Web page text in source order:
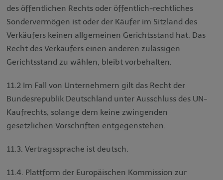
des öffentlichen Rechts oder öffentlich-rechtliches
Sondervermögen ist oder der Käufer im Sitzland des
Verkäufers keinen allgemeinen Gerichtsstand hat. Das
Recht des Verkäufers einen anderen zulässigen
Gerichtsstand zu wählen, bleibt vorbehalten.
11.2 Im Fall von Unternehmern gilt das Recht der
Bundesrepublik Deutschland unter Ausschluss des UN-
Kaufrechts, solange dem keine zwingenden
gesetzlichen Vorschriften entgegenstehen.
11.3. Vertragssprache ist deutsch.
11.4. Plattform der Europäischen Kommission zur